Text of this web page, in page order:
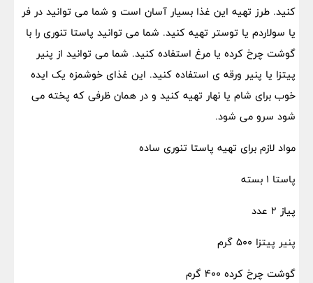
کنید. طرز تهیه این غذا بسیار آسان است و شما می توانید در فر
یا سولاردم یا توستر تهیه کنید. شما می توانید پاستا تنوری را با
گوشت چرخ کرده یا مرغ استفاده کنید. شما می توانید از پنیر
پیتزا یا پنیر ورقه ی استفاده کنید. این غذای خوشمزه یک ایده
خوب برای شام یا نهار تهیه کنید و در همان ظرفی که پخته می
شود سرو می شود.
مواد لازم برای تهیه پاستا تنوری ساده
پاستا ۱ بسته
پیاز ۲ عدد
پنیر پیتزا ۵۰۰ گرم
گوشت چرخ کرده ۴۰۰ گرم